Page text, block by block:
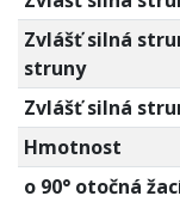
Zvlášť silná
struny
Zvlášť silná
Hmotnost
o 90° otočná